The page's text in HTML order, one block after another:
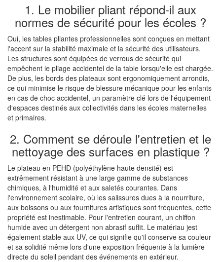
1. Le mobilier pliant répond-il aux
normes de sécurité pour les écoles ?
Oui, les tables pliantes professionnelles sont conçues en mettant
l'accent sur la stabilité maximale et la sécurité des utilisateurs.
Les structures sont équipées de verrous de sécurité qui
empêchent le pliage accidentel de la table lorsqu'elle est chargée.
De plus, les bords des plateaux sont ergonomiquement arrondis,
ce qui minimise le risque de blessure mécanique pour les enfants
en cas de choc accidentel, un paramètre clé lors de l'équipement
d'espaces destinés aux collectivités dans les écoles maternelles
et primaires.
2. Comment se déroule l'entretien et le
nettoyage des surfaces en plastique ?
Le plateau en PEHD (polyéthylène haute densité) est
extrêmement résistant à une large gamme de substances
chimiques, à l'humidité et aux saletés courantes. Dans
l'environnement scolaire, où les salissures dues à la nourriture,
aux boissons ou aux fournitures artistiques sont fréquentes, cette
propriété est inestimable. Pour l'entretien courant, un chiffon
humide avec un détergent non abrasif suffit. Le matériau jest
également stable aux UV, ce qui signifie qu'il conserve sa couleur
et sa solidité même lors d'une exposition fréquente à la lumière
directe du soleil pendant des événements en extérieur.